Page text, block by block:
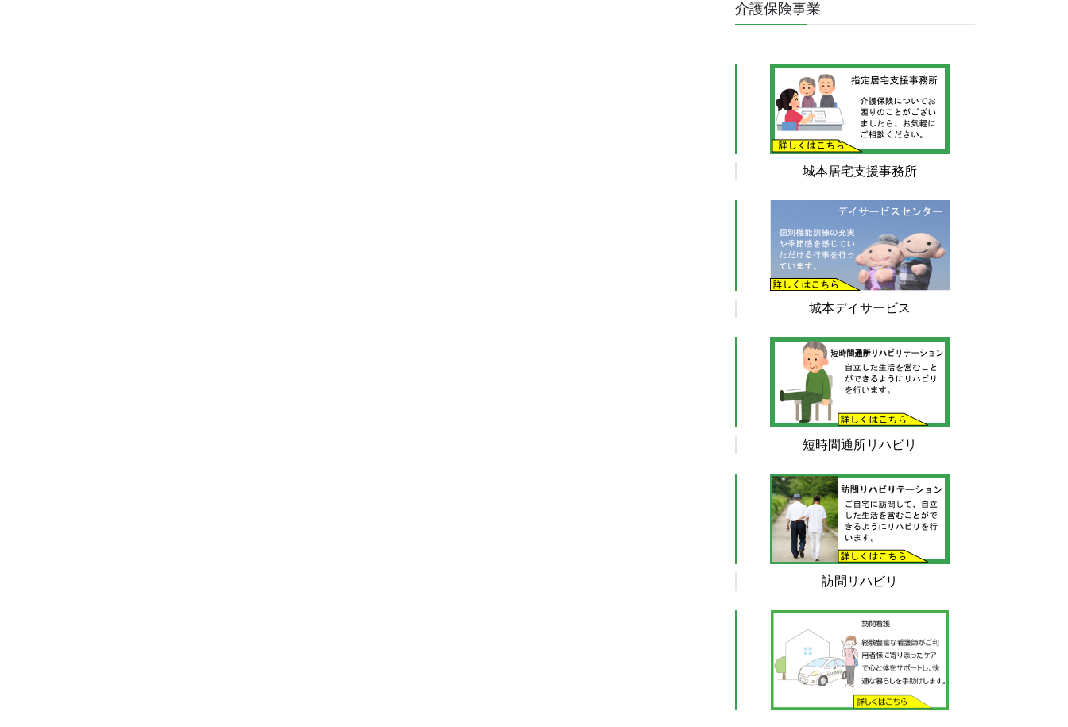
介護保険事業
城本居宅支援事務所
城本デイサービス
短時間通所リハビリ
訪問リハビリ